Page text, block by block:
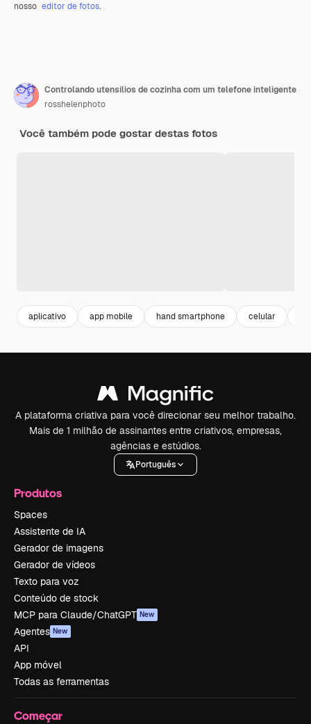
nosso editor de fotos.
Controlando utensílios de cozinha com um telefone inteligente
rosshelenphoto
Você também pode gostar destas fotos
aplicativo app mobile hand smartphone celular
A plataforma criativa para você direcionar seu melhor trabalho.
Mais de 1 milhão de assinantes entre criativos, empresas,
agências e estúdios.
Português
Produtos
Spaces
Assistente de IA
Gerador de imagens
Gerador de vídeos
Texto para voz
Conteúdo de stock
MCP para Claude/ChatGPT New
Agentes New
API
App móvel
Todas as ferramentas
Começar